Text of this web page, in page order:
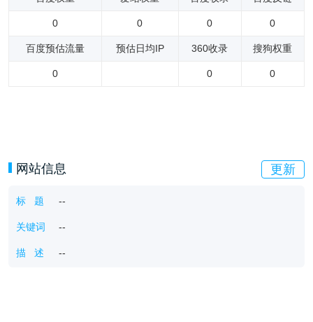
0 0 0 0
百度预估流量 预估日均IP 360收录 搜狗权重
0 0 0
网站信息 更新
标 题 --
关键词 --
描 述 --